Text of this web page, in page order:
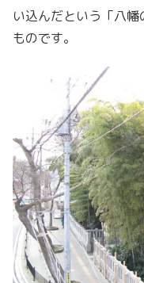
い込んだという「八
ものです。